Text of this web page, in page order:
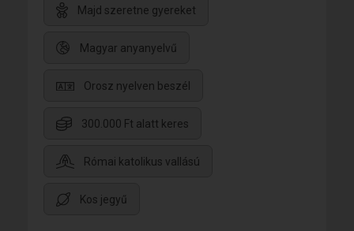
Majd szeretne gyereket
Magyar anyanyelvű
Orosz nyelven beszél
300.000 Ft alatt keres
Római katolikus vallású
Kos jegyű